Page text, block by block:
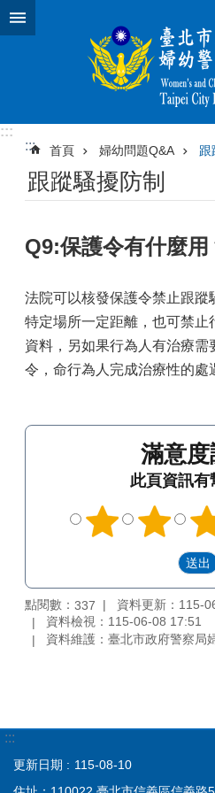
跳到主要內容區塊
:::
:::
首頁 婦幼問題Q&A 跟
跟蹤騷擾防制
Q9:保護令有什麼用
法院可以核發保護令禁止跟蹤
特定場所一定距離，也可禁止
資料，另如果行為人有治療
令，命行為人完成治療性的處
滿意
此頁資訊有
點閱數： 337
資料更新：115-
資料檢視：115-06-08 17:51
資料維護：臺北市政府警察局
:::
更新日期
115-08-10